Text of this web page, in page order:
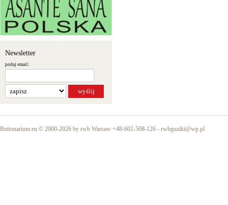
Newsletter
podaj email:
Buttonarium.eu © 2000-2026 by rwb Warsaw +48-602-508-126 - rwbguziki@wp.pl